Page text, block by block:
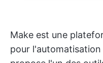
Make est une
pour l'automatisation